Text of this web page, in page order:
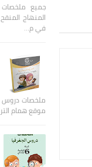
جميع ملخصات
المنهاج
في م…
ملخصات
موقع همام